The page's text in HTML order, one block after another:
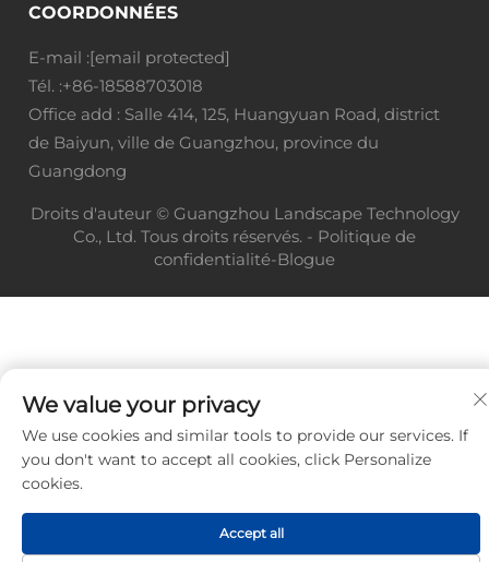
COORDONNÉES
E-mail :[email protected]
Tél. :+86-18588703018
Office add : Salle 414, 125, Huangyuan Road, district
de Baiyun, ville de Guangzhou, province du
Guangdong
Droits d'auteur © Guangzhou Landscape Technology
Co., Ltd. Tous droits réservés. - Politique de
confidentialité-Blogue
We value your privacy
We use cookies and similar tools to provide our services. If
you don't want to accept all cookies, click Personalize
cookies.
Accept all